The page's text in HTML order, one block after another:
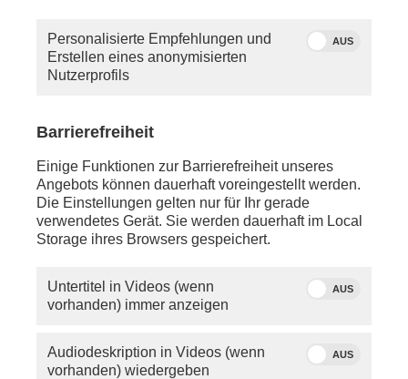
Personalisierte Empfehlungen und
Erstellen eines anonymisierten
Nutzerprofils
AUS
Barrierefreiheit
Einige Funktionen zur Barrierefreiheit unseres
Angebots können dauerhaft voreingestellt werden.
Die Einstellungen gelten nur für Ihr gerade
verwendetes Gerät. Sie werden dauerhaft im Local
Storage ihres Browsers gespeichert.
Untertitel in Videos (wenn
vorhanden) immer anzeigen
AUS
Audiodeskription in Videos (wenn
vorhanden) wiedergeben
AUS